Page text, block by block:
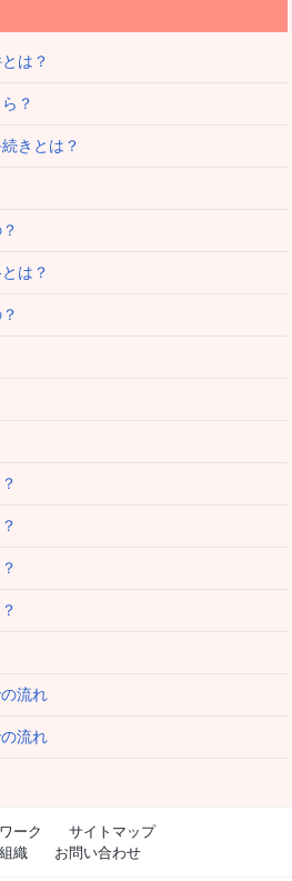
は？
？
きとは？
は？
流れ
流れ
ーク
サイトマップ
織 お問い合わせ